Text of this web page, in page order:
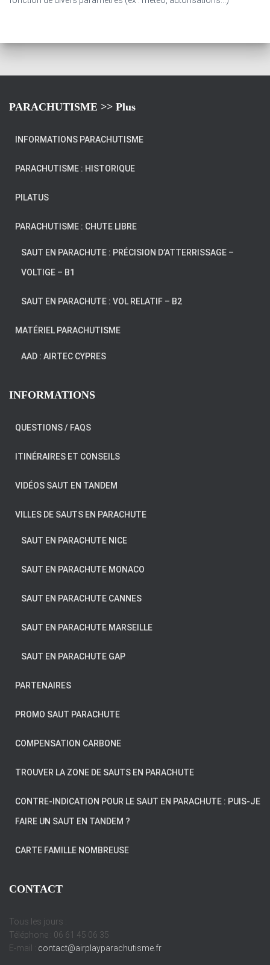
PARACHUTISME >> Plus
INFORMATIONS PARACHUTISME
PARACHUTISME : HISTORIQUE
PILATUS
PARACHUTISME : CHUTE LIBRE
SAUT EN PARACHUTE : PRÉCISION D’ATTERRISSAGE –
VOLTIGE – B1
SAUT EN PARACHUTE : VOL RELATIF – B2
MATÉRIEL PARACHUTISME
AAD : AIRTEC CYPRES
INFORMATIONS
QUESTIONS / FAQS
ITINÉRAIRES ET CONSEILS
VIDÉOS SAUT EN TANDEM
VILLES DE SAUTS EN PARACHUTE
SAUT EN PARACHUTE NICE
SAUT EN PARACHUTE MONACO
SAUT EN PARACHUTE CANNES
SAUT EN PARACHUTE MARSEILLE
SAUT EN PARACHUTE GAP
PARTENAIRES
PROMO SAUT PARACHUTE
COMPENSATION CARBONE
TROUVER LA ZONE DE SAUTS EN PARACHUTE
CONTRE-INDICATION POUR LE SAUT EN PARACHUTE : PUIS-JE
FAIRE UN SAUT EN TANDEM ?
CARTE FAMILLE NOMBREUSE
CONTACT
Tous les jours :
Téléphone : 06 61 45 06 35
E-mail : contact@airplayparachutisme.fr